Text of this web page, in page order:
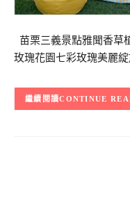
苗栗三義景點雅聞香草
玫瑰花園七彩玫瑰美麗
CONTINUE